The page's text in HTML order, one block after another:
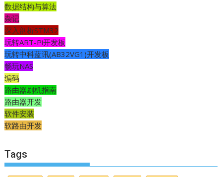
数据结构与算法
杂记
深入剖析STM32
玩转ART-Pi开发板
玩转中科蓝讯(AB32VG1)开发板
畅玩NAS
编码
路由器刷机指南
路由器开发
软件安装
软路由开发
Tags